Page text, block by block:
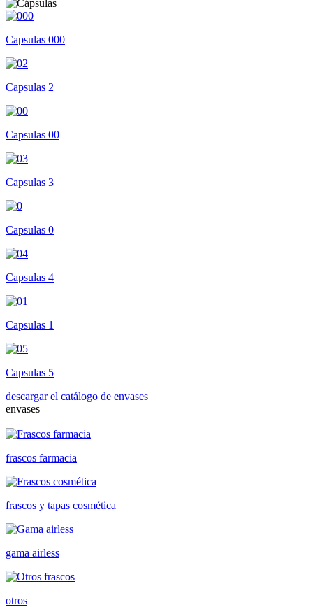
Capsulas 000
Capsulas 2
Capsulas 00
Capsulas 3
Capsulas 0
Capsulas 4
Capsulas 1
Capsulas 5
descargar el catálogo de envases
envases
frascos farmacia
frascos y tapas cosmética
gama airless
otros